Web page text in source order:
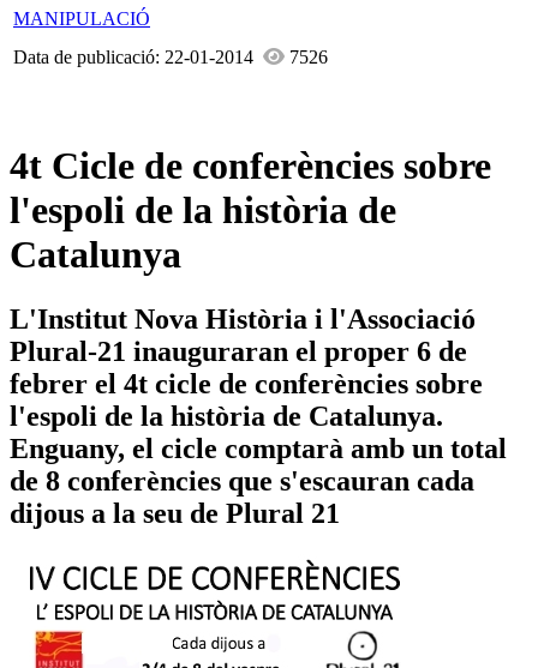
MANIPULACIÓ
Data de publicació: 22-01-2014
7526
4t Cicle de conferències sobre
l'espoli de la història de
Catalunya
L'Institut Nova Història i l'Associació
Plural-21 inauguraran el proper 6 de
febrer el 4t cicle de conferències sobre
l'espoli de la història de Catalunya.
Enguany, el cicle comptarà amb un total
de 8 conferències que s'escauran cada
dijous a la seu de Plural 21